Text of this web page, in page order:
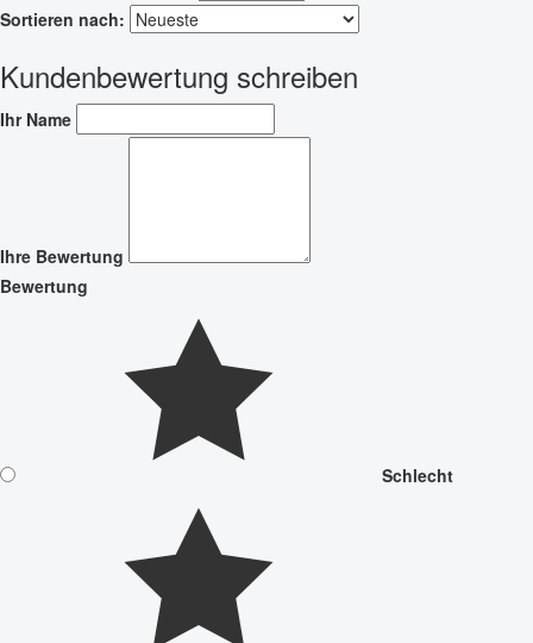
Sortieren nach:
Kundenbewertung schreiben
Ihr Name
Ihre Bewertung
Bewertung
Schlecht